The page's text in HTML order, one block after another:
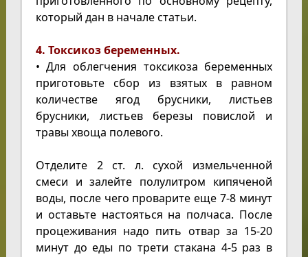
который дан в начале статьи.
4. Токсикоз беременных.
• Для облегчения токсикоза беременных
приготовьте сбор из взятых в равном
количестве ягод брусники, листьев
брусники, листьев березы повислой и
травы хвоща полевого.
Отделите 2 ст. л. сухой измельченной
смеси и залейте полулитром кипяченой
воды, после чего проварите еще 7-8 минут
и оставьте настояться на полчаса. После
процеживания надо пить отвар за 15-20
минут до еды по трети стакана 4-5 раз в